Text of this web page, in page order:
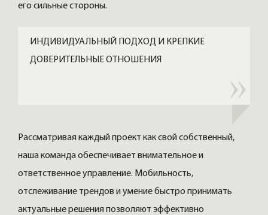
его сильные стороны.
ИНДИВИДУАЛЬНЫЙ ПОДХОД И КРЕПКИЕ
ДОВЕРИТЕЛЬНЫЕ ОТНОШЕНИЯ
Рассматривая каждый проект как свой собственный,
наша команда обеспечивает внимательное и
ответственное управление. Мобильность,
отслеживание трендов и умение быстро принимать
актуальные решения позволяют эффективно